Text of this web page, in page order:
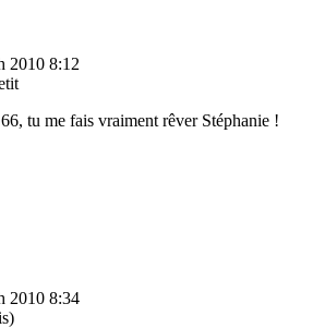
2010 8:12
tu me fais vraiment rêver Stéphanie !
2010 8:34